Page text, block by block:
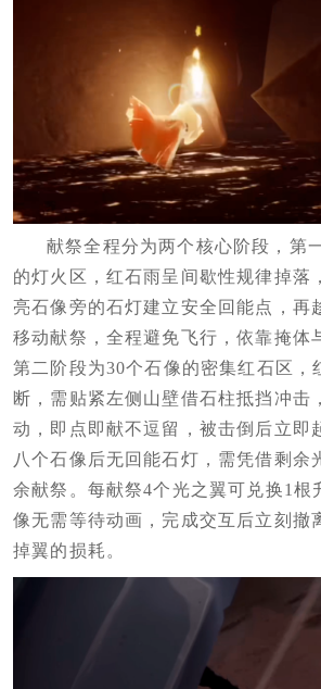
献祭全程分为两个核心阶段，第
的灯火区，红石雨呈间歇性规律掉落
亮石像旁的石灯建立安全回能点，再
移动献祭，全程避免飞行，依靠掩体
第二阶段为30个石像的密集红石区，
断，需贴紧左侧山壁借石柱抵挡冲击
动，即点即献不逗留，被击倒后立即
八个石像后无回能石灯，需凭借剩余
余献祭。每献祭4个光之翼可兑换1根
像无需等待动画，完成交互后立刻撤
掉翼的损耗。